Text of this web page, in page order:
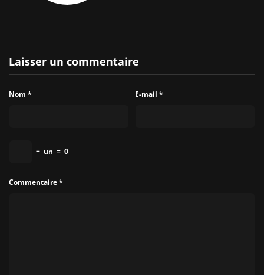
Laisser un commentaire
Nom * E-mail *
− un = 0
Commentaire*